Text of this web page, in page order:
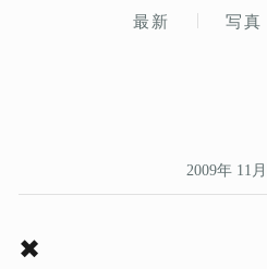
最新 写真
2009年 11
✖